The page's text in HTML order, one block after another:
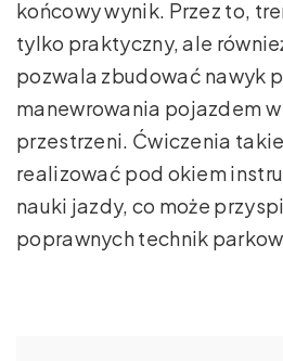
końcowy wynik. Przez to,
tylko praktyczny, ale
pozwala zbudować nawyk
manewrowania pojazdem
przestrzeni. Ćwiczenia
realizować pod okiem
nauki jazdy, co może
poprawnych technik